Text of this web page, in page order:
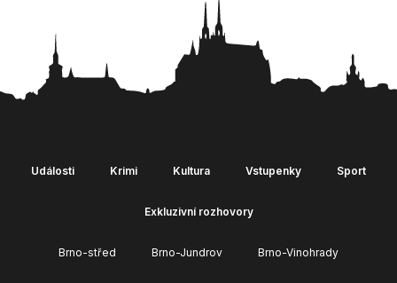
Události Krimi Kultura Vstupenky Sport
Exkluzivní rozhovory
Brno-střed Brno-Jundrov Brno-Vinohrady